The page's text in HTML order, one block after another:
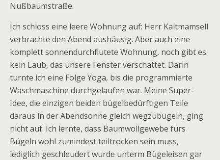
Nußbaumstraße
Ich schloss eine leere Wohnung auf: Herr Kaltmamsell
verbrachte den Abend aushäusig. Aber auch eine
komplett sonnendurchflutete Wohnung, noch gibt es
kein Laub, das unsere Fenster verschattet. Darin
turnte ich eine Folge Yoga, bis die programmierte
Waschmaschine durchgelaufen war. Meine Super-
Idee, die einzigen beiden bügelbedürftigen Teile
daraus in der Abendsonne gleich wegzubügeln, ging
nicht auf: Ich lernte, dass Baumwollgewebe fürs
Bügeln wohl zumindest teiltrocken sein muss,
lediglich geschleudert wurde unterm Bügeleisen gar